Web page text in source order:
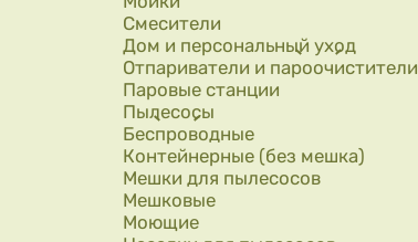
Смесители
Дом и персональный уход
Отпариватели и пароочистители
Паровые станции
Пылесосы
Беспроводные
Контейнерные (без мешка)
Мешки для пылесосов
Мешковые
Моющие